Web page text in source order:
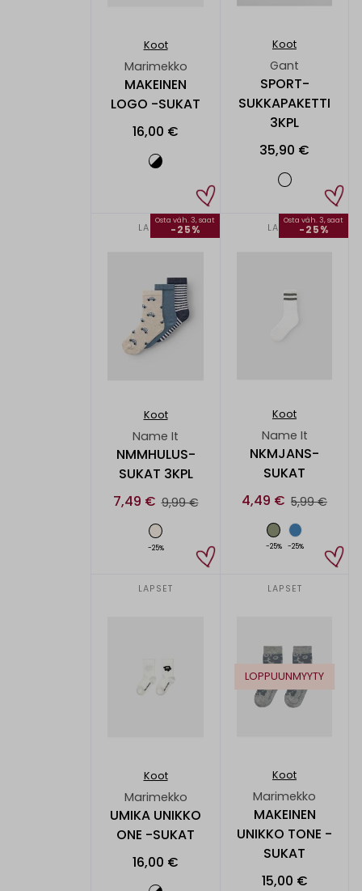
Koot
Marimekko
MAKEINEN
LOGO -SUKAT
16,00 €
Koot
Gant
SPORT-
SUKKAPAKETTI
3KPL
35,90 €
LAPSET
Osta väh. 3, saat
-25%
Koot
Name It
NMMHULUS-
SUKAT 3KPL
7,49 € 9,99 €
-25%
LAPSET
Osta väh. 3, saat
-25%
Koot
Name It
NKMJANS-
SUKAT
4,49 € 5,99 €
-25% -25%
LAPSET
Koot
Marimekko
UMIKA UNIKKO
ONE -SUKAT
16,00 €
LAPSET
LOPPUUNMYYTY
Koot
Marimekko
MAKEINEN
UNIKKO TONE -
SUKAT
15,00 €